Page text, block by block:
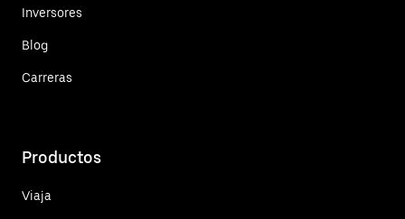
Inversores
Blog
Carreras
Productos
Viaja